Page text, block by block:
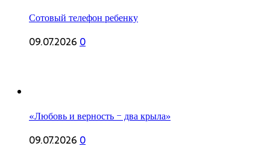
Сотовый телефон ребенку
09.07.20260
«Любовь и верность – два крыла»
09.07.20260